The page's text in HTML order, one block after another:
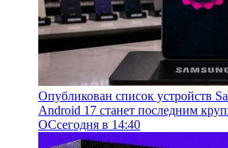
Опубликован список устройств
Android 17 станет последним
ОСсегодня в 14:40